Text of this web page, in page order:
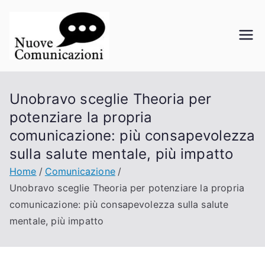
contenuto
oni
La comunicazione a portata di
Unobravo sceglie Theoria per
potenziare la propria
comunicazione: più consapevolezza
sulla salute mentale, più impatto
Home
Comunicazione
Unobravo sceglie Theoria per potenziare la propria
comunicazione: più consapevolezza sulla salute
mentale, più impatto